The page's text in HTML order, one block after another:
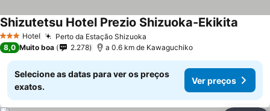
3 EstrelasHotel Perto da Estação Shizuoka
Shizutetsu Hotel Prezio Shizuoka-Ekikita
8,0 Muito boa 2.278 a 0.6 km de Kawaguchiko
Selecione as datas para ver os preços
exatos.
Ver preços